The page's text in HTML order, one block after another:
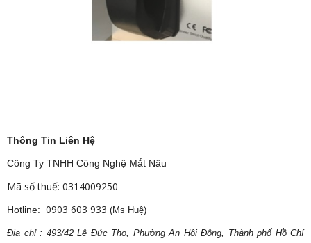
Thông Tin Liên Hệ
Công Ty TNHH Công Nghệ Mắt Nâu
Mã số thuế: 0314009250
Hotline: 0903 603 933 (Ms Huệ)
Địa chỉ : 493/42 Lê Đức Thọ, Phường An Hội Đông, Thành phố Hồ Chí